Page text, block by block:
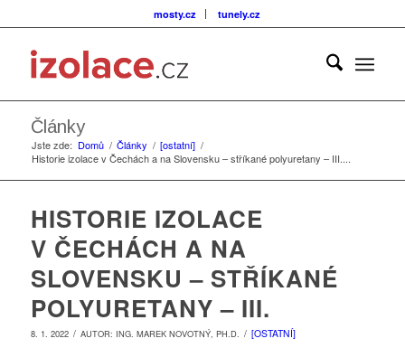
mosty.cz tunely.cz
Články
Jste zde: Domů / Články / [ostatní] /
Historie izolace v Čechách a na Slovensku – stříkané polyuretany – III....
HISTORIE IZOLACE
V ČECHÁCH A NA
SLOVENSKU – STŘÍKANÉ
POLYURETANY – III.
8. 1. 2022 / AUTOR: ING. MAREK NOVOTNÝ, PH.D. / [OSTATNÍ]